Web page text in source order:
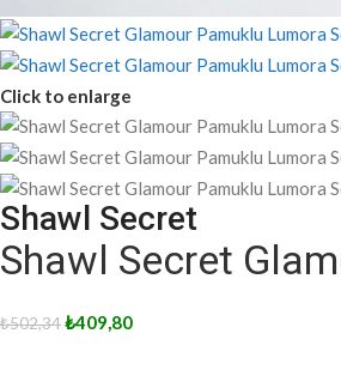
Click to enlarge
Shawl Secret
Shawl Secret
₺502,34₺409,80